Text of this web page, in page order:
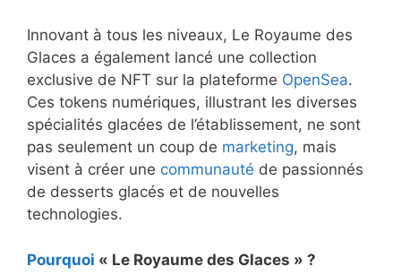
Innovant à tous les niveaux, Le Royaume des
Glaces a également lancé une collection
exclusive de NFT sur la plateforme OpenSea.
Ces tokens numériques, illustrant les diverses
spécialités glacées de l’établissement, ne sont
pas seulement un coup de marketing, mais
visent à créer une communauté de passionnés
de desserts glacés et de nouvelles
technologies.
Pourquoi « Le Royaume des Glaces » ?